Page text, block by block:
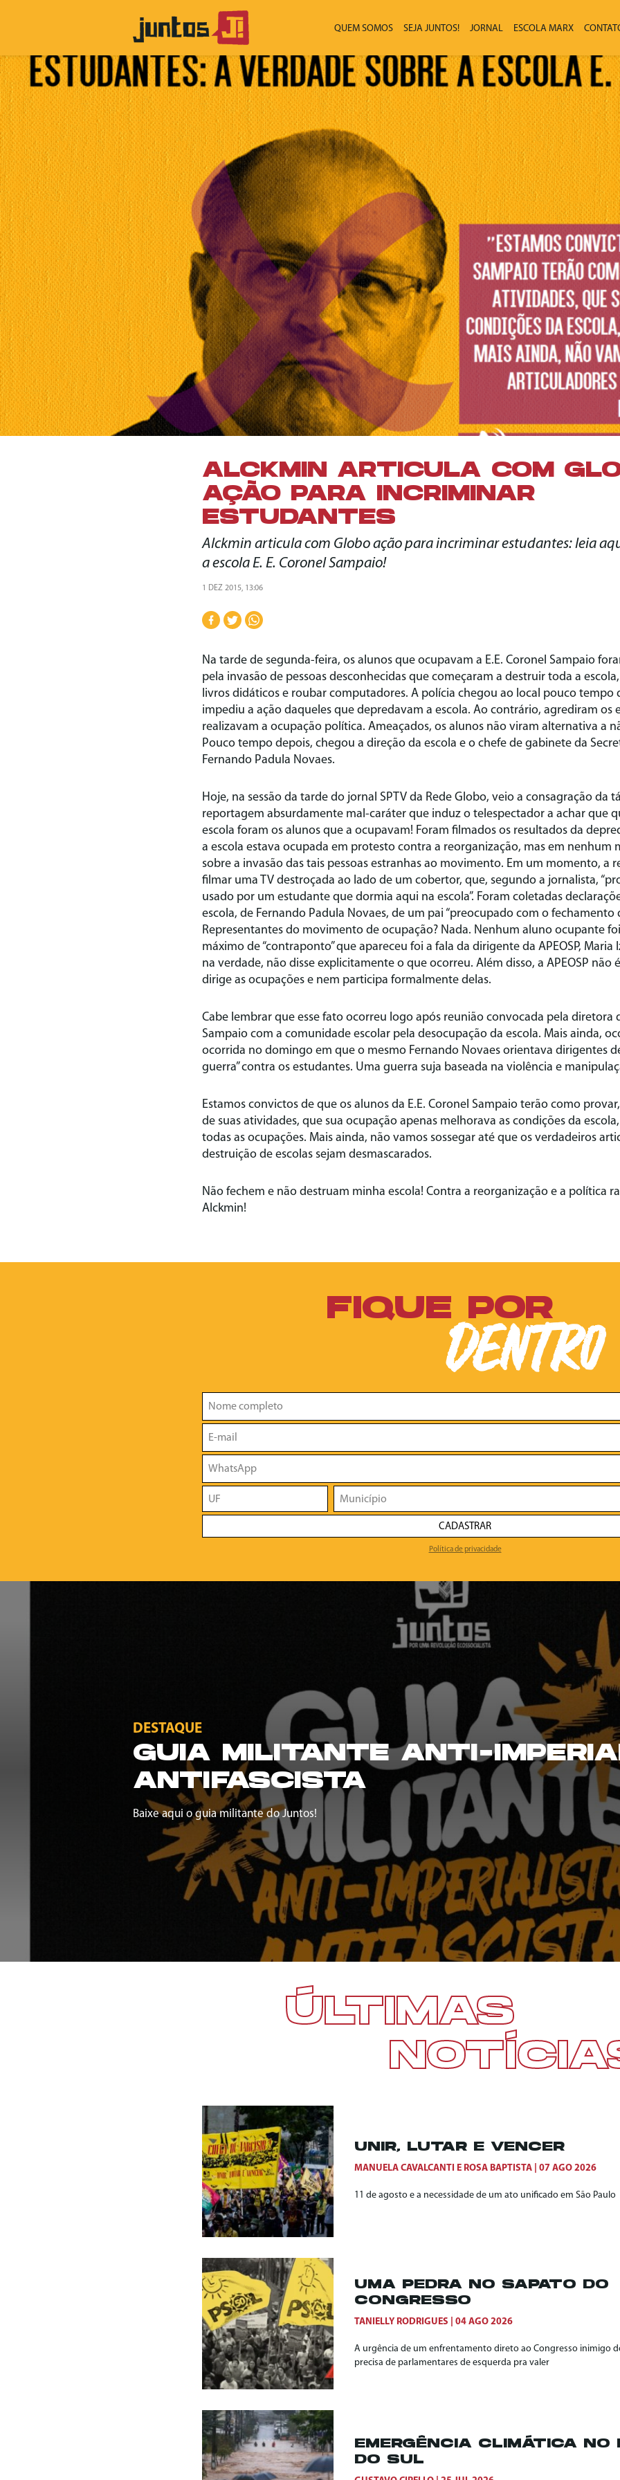
QUEM SOMOS SEJA JUNTOS! JORNAL ESCOLA MARX
ALCKMIN ARTICULA COM
AÇÃO PARA INCRIMINAR
ESTUDANTES
Alckmin articula com Globo ação para incriminar estudantes: leia
a escola E. E. Coronel Sampaio!
1 DEZ 2015, 13:06
Na tarde de segunda-feira, os alunos que ocupavam a E.E. Coronel Sampaio
pela invasão de pessoas desconhecidas que começaram a destruir toda a
livros didáticos e roubar computadores. A polícia chegou ao local pouco tempo
impediu a ação daqueles que depredavam a escola. Ao contrário, agrediram os
realizavam a ocupação política. Ameaçados, os alunos não viram alternativa a
Pouco tempo depois, chegou a direção da escola e o chefe de gabinete da
Fernando Padula Novaes.
Hoje, na sessão da tarde do jornal SPTV da Rede Globo, veio a consagração da
reportagem absurdamente mal-caráter que induz o telespectador a achar que
escola foram os alunos que a ocupavam! Foram filmados os resultados da
a escola estava ocupada em protesto contra a reorganização, mas em nenhum
sobre a invasão das tais pessoas estranhas ao movimento. Em um momento, a
filmar uma TV destroçada ao lado de um cobertor, que, segundo a jornalista,
usado por um estudante que dormia aqui na escola”. Foram coletadas
escola, de Fernando Padula Novaes, de um pai “preocupado com o fechamento
Representantes do movimento de ocupação? Nada. Nenhum aluno ocupante
máximo de “contraponto” que apareceu foi a fala da dirigente da APEOSP, Maria
na verdade, não disse explicitamente o que ocorreu. Além disso, a APEOSP não
dirige as ocupações e nem participa formalmente delas.
Cabe lembrar que esse fato ocorreu logo após reunião convocada pela diretora
Sampaio com a comunidade escolar pela desocupação da escola. Mais ainda,
ocorrida no domingo em que o mesmo Fernando Novaes orientava dirigentes
guerra” contra os estudantes. Uma guerra suja baseada na violência e
Estamos convictos de que os alunos da E.E. Coronel Sampaio terão como
de suas atividades, que sua ocupação apenas melhorava as condições da
todas as ocupações. Mais ainda, não vamos sossegar até que os verdadeiros
destruição de escolas sejam desmascarados.
Não fechem e não destruam minha escola! Contra a reorganização e a política
Alckmin!
FIQUE POR
DENTRO
CADASTRAR
Política de privacidade
DESTAQUE
GUIA MILITANTE ANTI-
ANTIFASCISTA
Baixe aqui o guia militante do Juntos!
ÚLTIMAS
UNIR, LUTAR E VENCER
MANUELA CAVALCANTI E ROSA BAPTISTA 07 AGO 2026
11 de agosto e a necessidade de um ato unificado em São Paulo
UMA PEDRA NO SAPATO DO
CONGRESSO
TANIELLY RODRIGUES 04 AGO 2026
A urgência de um enfrentamento direto ao Congresso inimigo
precisa de parlamentares de esquerda pra valer
EMERGÊNCIA CLIMÁTICA NO
DO SUL